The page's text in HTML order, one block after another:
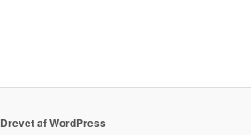
Drevet af WordPress